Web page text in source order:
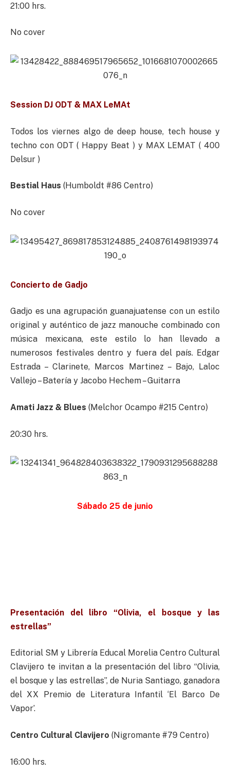
21:00 hrs.
No cover
Session DJ ODT & MAX LeMAt
Todos los viernes algo de deep house, tech house y
techno con ODT ( Happy Beat ) y MAX LEMAT ( 400
Delsur )
Bestial Haus (Humboldt #86 Centro)
No cover
Concierto de Gadjo
Gadjo es una agrupación guanajuatense con un estilo
original y auténtico de jazz manouche combinado con
música mexicana, este estilo lo han llevado a
numerosos festivales dentro y fuera del país. Edgar
Estrada – Clarinete, Marcos Martinez – Bajo, Laloc
Vallejo – Batería y Jacobo Hechem – Guitarra
Amati Jazz & Blues (Melchor Ocampo #215 Centro)
20:30 hrs.
Sábado 25 de junio
Presentación del libro “Olivia, el bosque y las
estrellas”
Editorial SM y Librería Educal Morelia Centro Cultural
Clavijero te invitan a la presentación del libro “Olivia,
el bosque y las estrellas”, de Nuria Santiago, ganadora
del XX Premio de Literatura Infantil ‘El Barco De
Vapor’.
Centro Cultural Clavijero (Nigromante #79 Centro)
16:00 hrs.